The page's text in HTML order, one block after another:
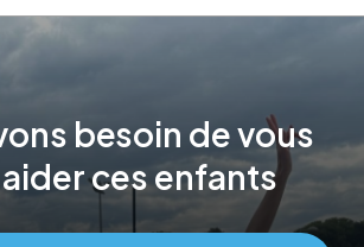
besoin devous
aidercesenfants